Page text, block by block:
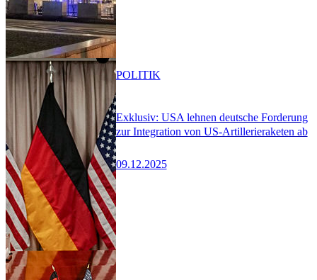
Exklusiv: USA lehnen deutsche Forderung
zur Integration von US-Artillerieraketen ab
09.12.2025
POLITIK